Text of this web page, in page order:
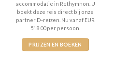
accommodatie in Rethymnon. U
boekt deze reis direct bij onze
partner D-reizen. Nu vanaf EUR
518.00 per persoon.
PRIJZEN EN BOEKEN